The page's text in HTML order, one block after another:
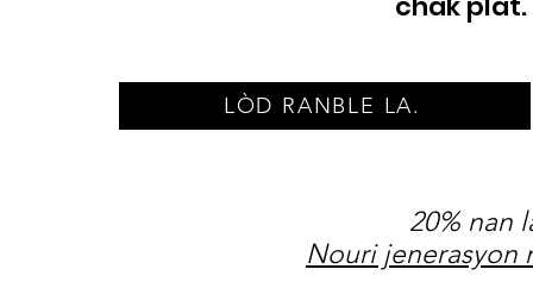
LÒD RANBLE LA.
20% nan
Nouri jenerasyon